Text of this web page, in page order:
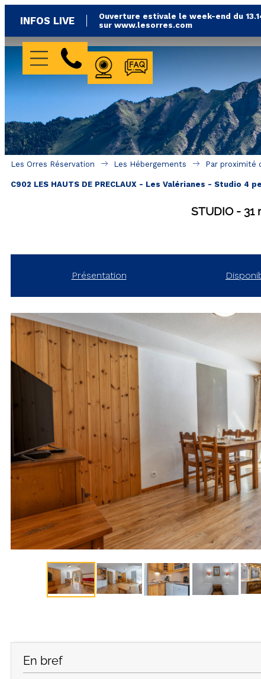
INFOS LIVE
Ouverture estivale le week-end du
sur www.lesorres.com
WEBCAMS
FAQ
Les Orres Réservation Les Hébergements Par proximité
C902 LES HAUTS DE PRECLAUX - Les Valérianes - Studio 4
STUDIO 31
Présentation
En bref